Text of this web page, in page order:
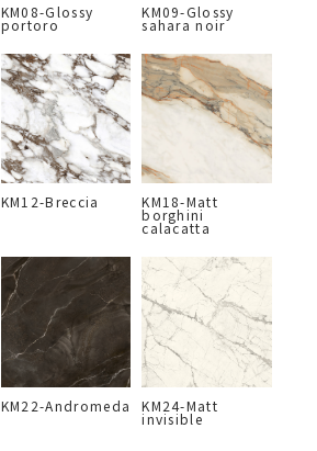
KM08-Glossy
portoro
KM09-Glossy
sahara noir
KM12-Breccia KM18-Matt
borghini
calacatta
KM22-Andromeda KM24-Matt
invisible